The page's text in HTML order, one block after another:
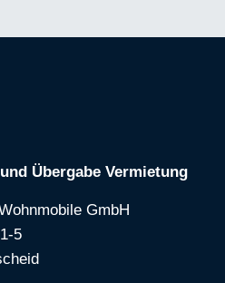
Übergabe Vermietung
GmbH
5